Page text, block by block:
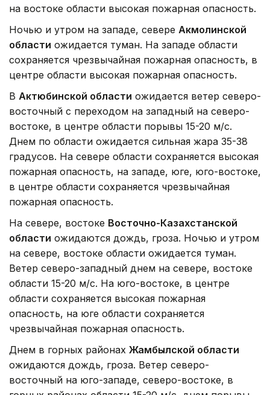
на востоке области высокая пожарная опасность.
Ночью и утром на западе, севере Акмолинской
области ожидается туман. На западе области
сохраняется чрезвычайная пожарная опасность, в
центре области высокая пожарная опасность.
В Актюбинской области ожидается ветер северо-
восточный с переходом на западный на северо-
востоке, в центре области порывы 15-20 м/с.
Днем по области ожидается сильная жара 35-38
градусов. На севере области сохраняется высокая
пожарная опасность, на западе, юге, юго-востоке,
в центре области сохраняется чрезвычайная
пожарная опасность.
На севере, востоке Восточно-Казахстанской
области ожидаются дождь, гроза. Ночью и утром
на севере, востоке области ожидается туман.
Ветер северо-западный днем на севере, востоке
области 15-20 м/с. На юго-востоке, в центре
области сохраняется высокая пожарная
опасность, на юге области сохраняется
чрезвычайная пожарная опасность.
Днем в горных районах Жамбылской области
ожидаются дождь, гроза. Ветер северо-
восточный на юго-западе, северо-востоке, в